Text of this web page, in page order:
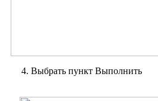
4. Выбрать пункт Выполнить